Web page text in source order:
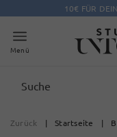
10€ FÜR
Menü
Zurück | Startseite |